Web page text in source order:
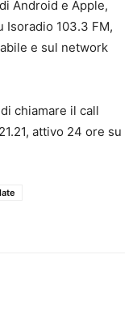
Android e Apple,
Isoradio 103.3 FM,
e sul network
chiamare il call
attivo 24 ore su